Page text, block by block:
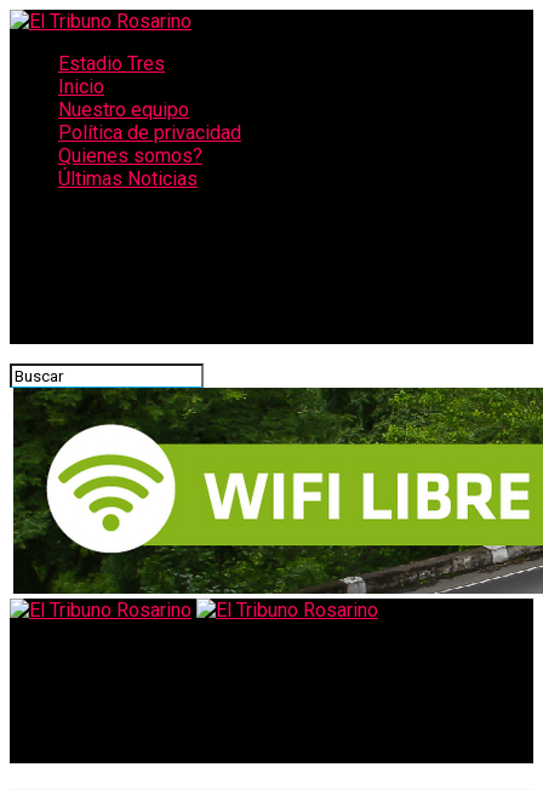
Estadio Tres
Inicio
Nuestro equipo
Política de privacidad
Quienes somos?
Últimas Noticias